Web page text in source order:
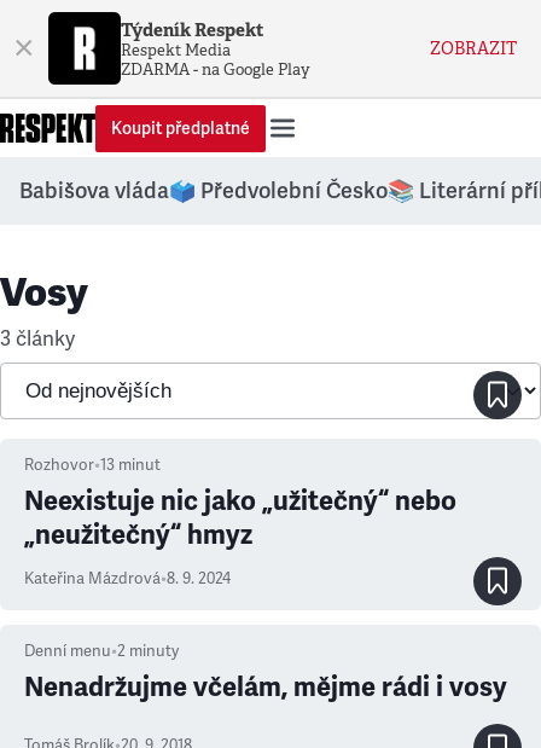
× Týdeník Respekt
Respekt Media
ZDARMA - na Google Play
ZOBRAZIT
Koupit předplatné
Babišova vláda🗳️ Předvolební Česko📚 Literární
Vosy
3 články
Rozhovor•13 minut
Neexistuje nic jako „užitečný“ nebo
„neužitečný“ hmyz
Kateřina Mázdrová•8. 9. 2024
Denní menu•2 minuty
Nenadržujme včelám, mějme rádi i vosy